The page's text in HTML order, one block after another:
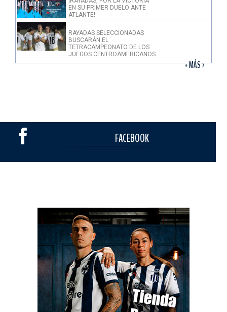
EN SU PRIMER DUELO ANTE
ATLANTE!
RAYADAS SELECCIONADAS
BUSCARÁN EL
TETRACAMPEONATO DE LOS
JUEGOS CENTROAMERICANOS
+ MÁS >
FACEBOOK